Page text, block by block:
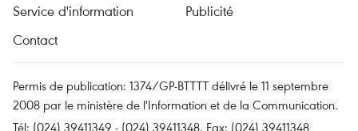
Service d'information
Publicité
Contact
Permis de publication: 1374/GP-BTTTT délivré le 11 septembre
2008 par le ministère de l'Information et de la Communication.
Tél: (024) 39411349 - (024) 39411348, Fax: (024) 39411348